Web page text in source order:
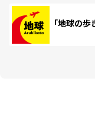
「地球の